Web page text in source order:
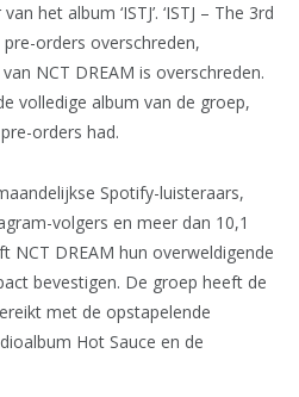
het album ‘ISTJ’. ‘ISTJ – The 3rd
orders overschreden,
NCT DREAM is overschreden.
volledige album van de groep,
orders had.
Spotify-luisteraars,
volgers en meer dan 10,1
DREAM hun overweldigende
bevestigen. De groep heeft de
met de opstapelende
Hot Sauce en de